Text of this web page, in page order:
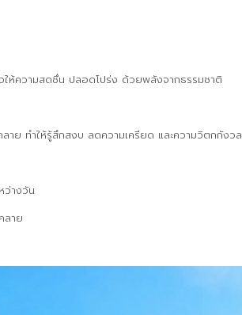
ห้ความสดชื่น ปลอดโปร่ง ด้วยพลังจากธรรมชาติ
ย ทำให้รู้สึกสงบ ลดความเครียด และความวิตกกังวล
ว่างวัน
ลาย